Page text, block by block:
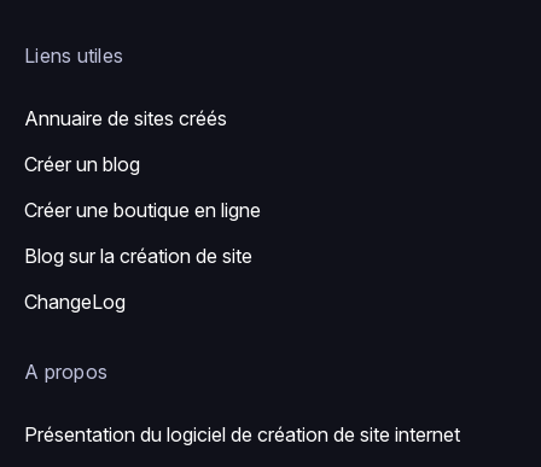
Liens utiles
Annuaire de sites créés
Créer un blog
Créer une boutique en ligne
Blog sur la création de site
ChangeLog
A propos
Présentation du logiciel de création de site internet